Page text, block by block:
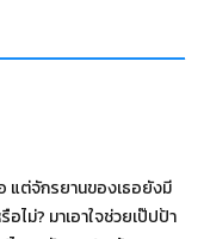
แต่จักรยานของเธอยังมี
ไม่? มาเอาใจช่วยเป๊ปป้า